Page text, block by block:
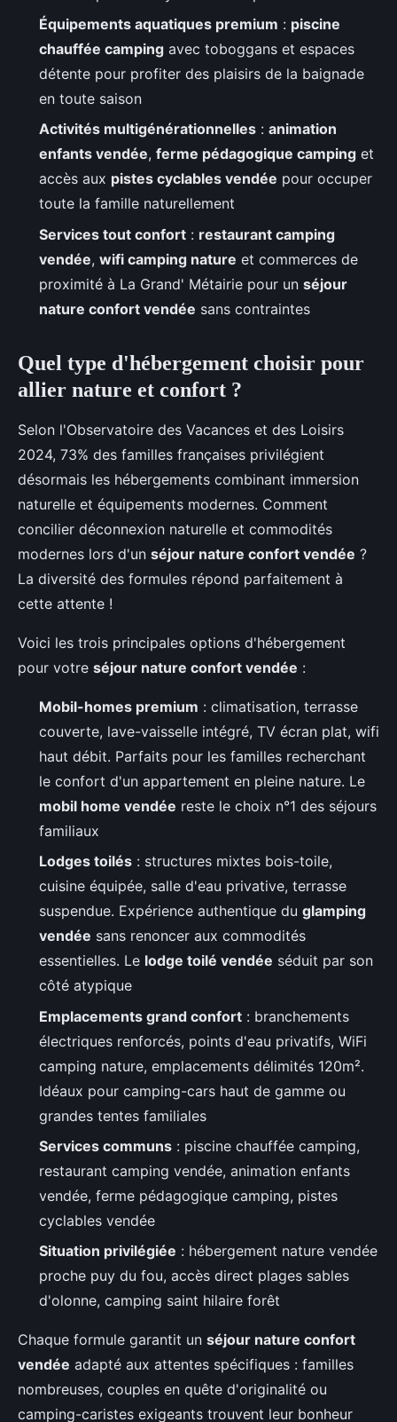
Équipements aquatiques premium : piscine
chauffée camping avec toboggans et espaces
détente pour profiter des plaisirs de la baignade
en toute saison
Activités multigénérationnelles : animation
enfants vendée, ferme pédagogique camping et
accès aux pistes cyclables vendée pour occuper
toute la famille naturellement
Services tout confort : restaurant camping
vendée, wifi camping nature et commerces de
proximité à La Grand' Métairie pour un séjour
nature confort vendée sans contraintes
Quel type d'hébergement choisir pour
allier nature et confort ?
Selon l'Observatoire des Vacances et des Loisirs
2024, 73% des familles françaises privilégient
désormais les hébergements combinant immersion
naturelle et équipements modernes. Comment
concilier déconnexion naturelle et commodités
modernes lors d'un séjour nature confort vendée ?
La diversité des formules répond parfaitement à
cette attente !
Voici les trois principales options d'hébergement
pour votre séjour nature confort vendée :
Mobil-homes premium : climatisation, terrasse
couverte, lave-vaisselle intégré, TV écran plat, wifi
haut débit. Parfaits pour les familles recherchant
le confort d'un appartement en pleine nature. Le
mobil home vendée reste le choix n°1 des séjours
familiaux
Lodges toilés : structures mixtes bois-toile,
cuisine équipée, salle d'eau privative, terrasse
suspendue. Expérience authentique du glamping
vendée sans renoncer aux commodités
essentielles. Le lodge toilé vendée séduit par son
côté atypique
Emplacements grand confort : branchements
électriques renforcés, points d'eau privatifs, WiFi
camping nature, emplacements délimités 120m².
Idéaux pour camping-cars haut de gamme ou
grandes tentes familiales
Services communs : piscine chauffée camping,
restaurant camping vendée, animation enfants
vendée, ferme pédagogique camping, pistes
cyclables vendée
Situation privilégiée : hébergement nature vendée
proche puy du fou, accès direct plages sables
d'olonne, camping saint hilaire forêt
Chaque formule garantit un séjour nature confort
vendée adapté aux attentes spécifiques : familles
nombreuses, couples en quête d'originalité ou
camping-caristes exigeants trouvent leur bonheur